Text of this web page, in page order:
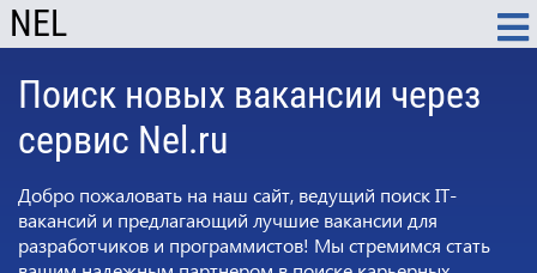
NEL
Поиск новых вакансии через
сервис Nel.ru
Добро пожаловать на наш сайт, ведущий поиск IT-
вакансий и предлагающий лучшие вакансии для
разработчиков и программистов! Мы стремимся стать